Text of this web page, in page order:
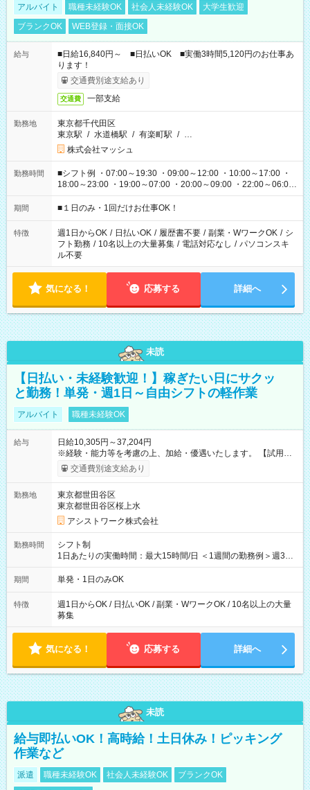
アルバイト 職種未経験OK 社会人未経験OK
大学生歓迎
ブランクOK
WEB登録・面接OK
給与
■日給16,840円～ ■日払いOK ■実働3時間5,120円のお仕事あ
ります！
交通費別途支給あり
交通費 一部支給
勤務地
東京都千代田区
東京駅 / 水道橋駅 / 有楽町駅 / …
株式会社マッシュ
勤務時間
■シフト例 ・07:00～19:30 ・09:00～12:00 ・10:00～17:00 ・
18:00～23:00 ・19:00～07:00 ・20:00～09:00 ・22:00～06:00
etc ★最短で3時間で5,120円のお仕事から 15時間で2万円近く稼
げるお仕事も！ ご希望のお時間に合わせてご紹介！ ※シフトは
ください！
期間 ■１日のみ・1回だけお仕事OK！
特徴 週1日からOK / 日払いOK / 履歴書不要 / 副業・WワークOK / シ
フト勤務 / 10名以上の大量募集 / 電話対応なし / パソコンスキ
ル不要
気になる！ 応募する 詳細へ
未読
【日払い・未経験歓迎！】稼ぎたい日にサクッ
と勤務！単発・週1日～自由シフトの軽作業
アルバイト 職種未経験OK
給与
日給10,305円～37,204円
※経験・能力等を考慮の上、加給・優遇いたします。 【試用期
間】試用期間なし
交通費別途支給あり
勤務地
東京都世田谷区
東京都世田谷区桜上水
アシストワーク株式会社
勤務時間
シフト制
1日あたりの実働時間：最大15時間/日 ＜1週間の勤務例＞週3回
勤務 勤務：月・水・金 休み：火・木・土・日 好きな時にお仕事
可能です！ ※1日あたりの最大実働時間は日勤、夜勤共に勤務し
期間 単発・1日のみOK
特徴
週1日からOK / 日払いOK / 副業・WワークOK / 10名以上の大量
募集
気になる！ 応募する 詳細へ
未読
給与即払いOK！高時給！土日休み！ピッキング
作業など
派遣 職種未経験OK 社会人未経験OK
ブランクOK